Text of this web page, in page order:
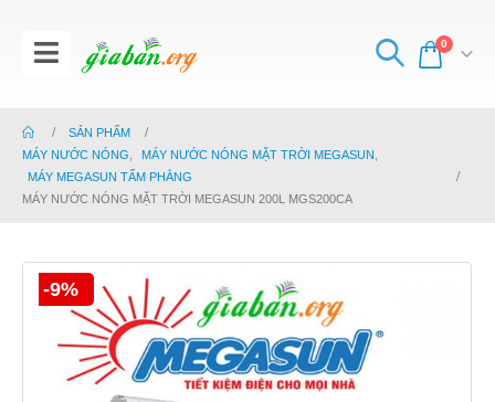
0
SẢN PHẨM
MÁY NƯỚC NÓNG
MÁY NƯỚC NÓNG MẶT TRỜI MEGASUN
MÁY MEGASUN TẤM PHẲNG
MÁY NƯỚC NÓNG MẶT TRỜI MEGASUN 200L MGS200CA
-9%